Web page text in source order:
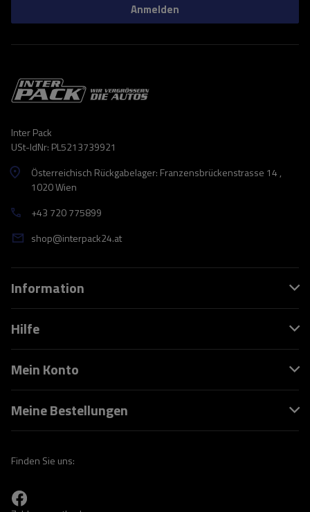
Anmelden
Inter Pack
USt-IdNr: PL5213739921
Österreichisch Rückgabelager: Franzensbrückenstrasse 14 ,
1020 Wien
+43 720 775899
shop@interpack24.at
Information
Hilfe
Mein Konto
Meine Bestellungen
Finden Sie uns: